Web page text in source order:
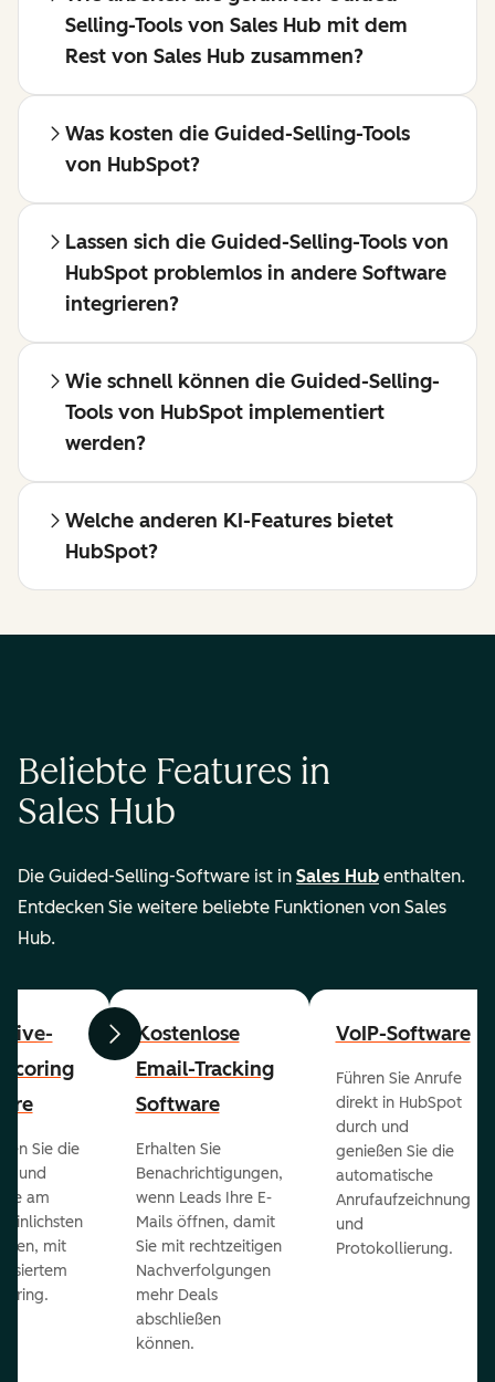
Selling-Tools von Sales Hub mit dem
Rest von Sales Hub zusammen?
Was kosten die Guided-Selling-Tools
von HubSpot?
Lassen sich die Guided-Selling-Tools von
HubSpot problemlos in andere Software
integrieren?
Wie schnell können die Guided-Selling-
Tools von HubSpot implementiert
werden?
Welche anderen KI-Features bietet
HubSpot?
Beliebte Features in
Sales Hub
Die Guided-Selling-Software ist in Sales Hub enthalten.
Entdecken Sie weitere beliebte Funktionen von Sales
Hub.
ZurückWeiter
Sie die
und
am
mit
Kostenlose
Email-Tracking
Software
Erhalten Sie
Benachrichtigungen,
wenn Leads Ihre E-
Mails öffnen, damit
Sie mit rechtzeitigen
Nachverfolgungen
mehr Deals
abschließen
können.
VoIP-Software
Führen Sie Anrufe
direkt in HubSpot
durch und
genießen Sie die
automatische
Anrufaufzeichnung
und
Protokollierung.